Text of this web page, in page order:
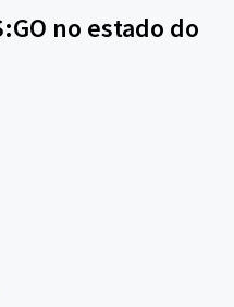
no estado do